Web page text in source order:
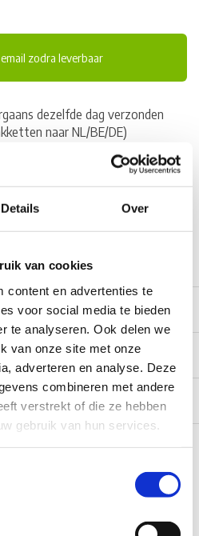
Details Over
van cookies
content en advertenties te
voor social media te bieden
te analyseren. Ook delen we
van onze site met onze
adverteren en analyse. Deze
combineren met andere
verstrekt of die ze hebben
gebruik van hun services.
zodra leverbaar
dezelfde dag verzonden
naar NL/BE/DE)
size and weight packages)
100,- naar NL en BE
artikelen op voorraad in de
in de winkel:
0/10